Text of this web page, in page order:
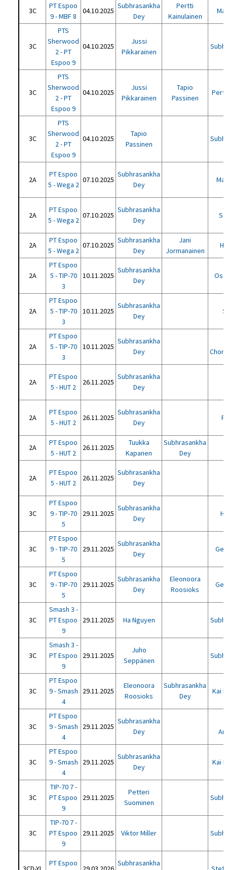
3C
PT Espoo
9 - MBF 8
04.10.2025
Subhrasankha
Dey
Pertti
Kainulainen
3C
PTS
Sherwood
2 - PT
Espoo 9
04.10.2025
Jussi
Pikkarainen
3C
PTS
Sherwood
2 - PT
Espoo 9
04.10.2025
Jussi
Pikkarainen
Tapio
Passinen
3C
PTS
Sherwood
2 - PT
Espoo 9
04.10.2025
Tapio
Passinen
2A
PT Espoo
5 - Wega 2
07.10.2025
Subhrasankha
Dey
2A
PT Espoo
5 - Wega 2
07.10.2025
Subhrasankha
Dey
2A
PT Espoo
5 - Wega 2
07.10.2025
Subhrasankha
Dey
Jani
Jormanainen
2A
PT Espoo
5 - TIP-70
3
10.11.2025
Subhrasankha
Dey
2A
PT Espoo
5 - TIP-70
3
10.11.2025
Subhrasankha
Dey
2A
PT Espoo
5 - TIP-70
3
10.11.2025
Subhrasankha
Dey
2A
PT Espoo
5 - HUT 2
26.11.2025
Subhrasankha
Dey
2A
PT Espoo
5 - HUT 2
26.11.2025
Subhrasankha
Dey
2A
PT Espoo
5 - HUT 2
26.11.2025
Tuukka
Kapanen
Subhrasankha
Dey
2A
PT Espoo
5 - HUT 2
26.11.2025
Subhrasankha
Dey
3C
PT Espoo
9 - TIP-70
5
29.11.2025
Subhrasankha
Dey
3C
PT Espoo
9 - TIP-70
5
29.11.2025
Subhrasankha
Dey
Ge
3C
PT Espoo
9 - TIP-70
5
29.11.2025
Subhrasankha
Dey
Eleonoora
Roosioks
Ge
3C
Smash 3 -
PT Espoo
9
29.11.2025 Ha Nguyen
3C
Smash 3 -
PT Espoo
9
29.11.2025
Juho
Seppänen
3C
PT Espoo
9 - Smash
4
29.11.2025
Eleonoora
Roosioks
Subhrasankha
Dey
Kai
3C
PT Espoo
9 - Smash
4
29.11.2025
Subhrasankha
Dey
3C
PT Espoo
9 - Smash
4
29.11.2025
Subhrasankha
Dey
Kai
3C
TIP-70 7 -
PT Espoo
9
29.11.2025
Petteri
Suominen
3C
TIP-70 7 -
PT Espoo
9
29.11.2025 Viktor Miller
PT Espoo
Subhrasankha